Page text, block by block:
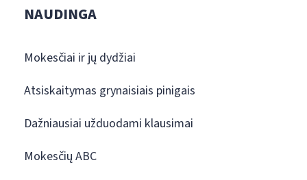
NAUDINGA
Mokesčiai ir jų dydžiai
Atsiskaitymas grynaisiais pinigais
Dažniausiai užduodami klausimai
Mokesčių ABC